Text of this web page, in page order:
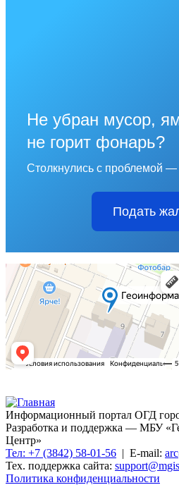
Не убран мусор,
не горит фонарь?
Столкнулись с проблемой
Подать
Информационный портал ОГД
Разработка и поддержка — МБУ
Центр»
Тел: +7 (3842) 58-01-56 | E-mail:
Тех. поддержка сайта:
Политика конфиденциальности